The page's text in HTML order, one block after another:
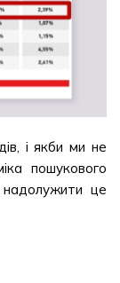
і якби ми не
пошукового
це